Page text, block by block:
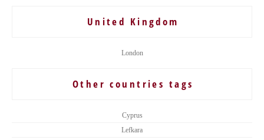
United Kingdom
London
Other countries tags
Cyprus
Lefkara